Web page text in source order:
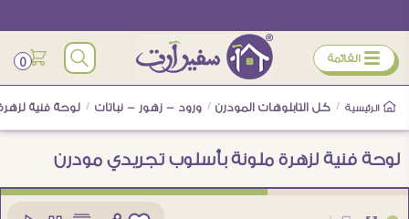
ÿ القائمة 0
الرئيسية / كل التابلوهات المودرن / ورود - زهور - نباتات / لوحة فنية
لوحة فنية لزهرة ملونة بأسلوب تجريدي مودرن
كود